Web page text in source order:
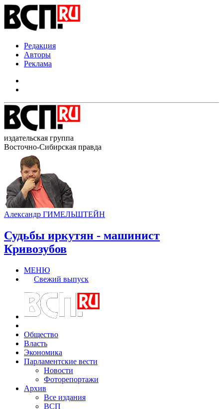
Редакция
Авторы
Реклама
издательская группа
Восточно-Сибирская правда
Александр ГИМЕЛЬШТЕЙН
Судьбы иркутян - машинист
Кривозубов
МЕНЮ
Свежий выпуск
Общество
Власть
Экономика
Парламентские вести
Новости
Фоторепортажи
Архив
Все издания
ВСП